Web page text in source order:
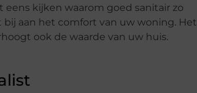
kijken waarom goed sanitair zo
aan het comfort van uw woning. Het
ook de waarde van uw huis.